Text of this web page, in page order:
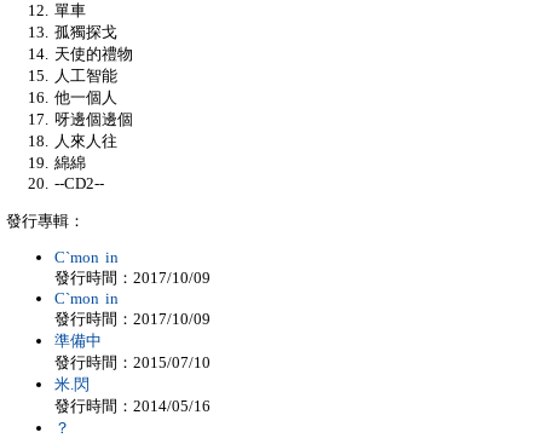
單車
孤獨探戈
天使的禮物
人工智能
他一個人
呀邊個邊個
人來人往
綿綿
--CD2--
發行專輯：
C`mon in
發行時間：2017/10/09
C`mon in
發行時間：2017/10/09
準備中
發行時間：2015/07/10
米.閃
發行時間：2014/05/16
？